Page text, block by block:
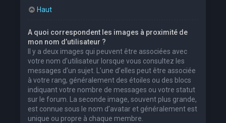
Haut
A quoi correspondent les images à proximité de
mon nom d’utilisateur ?
Il y a deux images qui peuvent être associées avec
votre nom d’utilisateur lorsque vous consultez les
messages d’un sujet. L’une d’elles peut être associée
à votre rang, généralement des étoiles ou des blocs
indiquant votre nombre de messages ou votre statut
sur le forum. La seconde image, souvent plus grande,
est connue sous le nom d’avatar et généralement est
unique ou propre à chaque membre.